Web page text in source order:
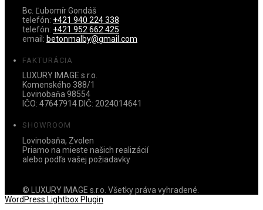
Bc. Ľubomír Gondáš
telefón: +421 940 224 338
telefón: +421 952 662 425
email: betonmalby@gmail.com
FAKTURÁCIA
LUXURY IMAGE s.r.o.
Komenského 388/1
Lovinobaňa 98554
IČO: 47647914 DIČ: 2024014641
SHOWROOM
Lovinobaňa, Zvolen
Priamo na mieste našich realizácií
alebo podľa vašej požiadavky
© LUXURY IMAGE s.r.o. Všetky práva vyhradené.
WordPress Lightbox Plugin